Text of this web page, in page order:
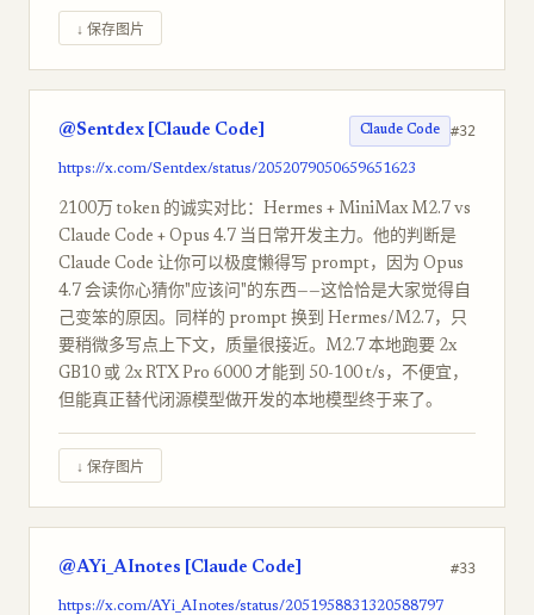
↓ 保存图片
@Sentdex [Claude Code] Claude Code #32
https://x.com/Sentdex/status/2052079050659651623
2100万 token 的诚实对比：Hermes + MiniMax M2.7 vs
Claude Code + Opus 4.7 当日常开发主力。他的判断是
Claude Code 让你可以极度懒得写 prompt，因为 Opus
4.7 会读你心猜你"应该问"的东西——这恰恰是大家觉得自
己变笨的原因。同样的 prompt 换到 Hermes/M2.7，只
要稍微多写点上下文，质量很接近。M2.7 本地跑要 2x
GB10 或 2x RTX Pro 6000 才能到 50-100 t/s，不便宜，
但能真正替代闭源模型做开发的本地模型终于来了。
↓ 保存图片
@AYi_AInotes [Claude Code] #33
https://x.com/AYi_AInotes/status/2051958831320588797